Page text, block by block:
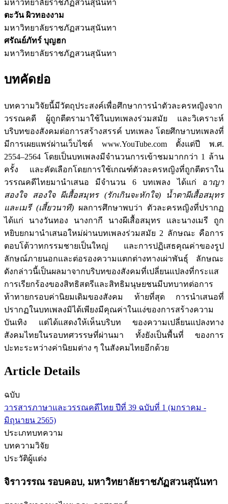
มหาวิทยาลัยราชภัฏสวนสุนันทา
ตะวัน ผิวทองงาม
มหาวิทยาลัยราชภัฏสวนสุนันทา
ศรัณย์ภัทร์ บุญฮก
มหาวิทยาลัยราชภัฏสวนสุนันทา
บทคัดย่อ
บทความวิจัยนี้มีวัตถุประสงค์เพื่อศึกษาการนำตัวละครหญิงจาก
วรรณคดี ผู้ถูกตีตรามาใช้ในบทเพลงร่วมสมัย และวิเคราะห์
บริบทของสังคมต่อการสร้างสรรค์ บทเพลง โดยศึกษาบทเพลงที่
มีการเผยแพร่ผ่านเว็บไซต์ www.YouTube.com ตั้งแต่ปี พ.ศ.
2554–2564 โดยเป็นบทเพลงมีจำนวนการเข้าชมมากกว่า 1 ล้าน
ครั้ง และคัดเลือกโดยการใช้เกณฑ์ตัวละครหญิงที่ถูกตีตราใน
วรรณคดีไทยมานำเสนอ มีจำนวน 6 บทเพลง ได้แก่ อ าญา
สองใจ สองใจ ผีเสื้อสมุทร (รักเกินจะหักใจ) น้ำตาผีเสื้อสมุทร
และเมรี (เสี้ยวนาที) ผลการศึกษาพบว่า ตัวละครหญิงที่ปรากฏ
ได้แก่ นางวันทอง นางกากี นางผีเสื้อสมุทร และนางเมรี ถูก
หยิบยกมานำเสนอใหม่ผ่านบทเพลงร่วมสมัย 2 ลักษณะ คือการ
ตอบโต้วาทกรรมชายเป็นใหญ่ และการปฏิเสธคุณค่าของรูป
ลักษณ์ภายนอกและต่อรองความแตกต่างทางเผ่าพันธุ์ ลักษณะ
ดังกล่าวนี้เป็นผลมาจากบริบทของสังคมที่เปลี่ยนแปลงที่กระแส
การเรียกร้องของสิทธิสตรีและสิทธิมนุษยชนมีบทบาทต่อการ
ท้าทายกรอบค่านิยมเดิมของสังคม ท้ายที่สุด การนำเสนอที่
ปรากฏในบทเพลงมิได้เพียงมีคุณค่าในแง่ของการสร้างความ
บันเทิง แต่ได้แสดงให้เห็นบริบท ของความเปลี่ยนแปลงทาง
สังคมไทยในรอบทศวรรษที่ผ่านมา ทั้งยังเป็นพื้นที่ ของการ
ปะทะระหว่างค่านิยมต่าง ๆ ในสังคมไทยอีกด้วย
Article Details
ฉบับ
วารสารภาษาและวรรณคดีไทย ปีที่ 39 ฉบับที่ 1 (มกราคม -
มิถุนายน 2565)
ประเภทบทความ
บทความวิจัย
ประวัติผู้แต่ง
จิราวรรณ รอบคอบ, มหาวิทยาลัยราชภัฏสวนสุนันทา